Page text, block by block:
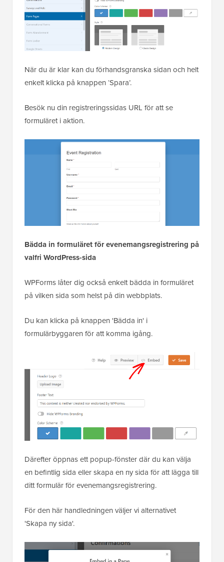
När du är klar kan du förhandsgranska sidan och helt
enkelt klicka på knappen ‘Spara’.
Besök nu din registreringssidas URL för att se
formuläret i aktion.
Bädda in formuläret för evenemangsregistrering på
valfri WordPress-sida
WPForms låter dig också enkelt bädda in formuläret
på vilken sida som helst på din webbplats.
Du kan klicka på knappen 'Bädda in' i
formulärbyggaren för att komma igång.
Därefter öppnas ett popup-fönster där du kan välja
en befintlig sida eller skapa en ny sida för att lägga till
ditt formulär för evenemangsregistrering.
För den här handledningen väljer vi alternativet
'Skapa ny sida'.